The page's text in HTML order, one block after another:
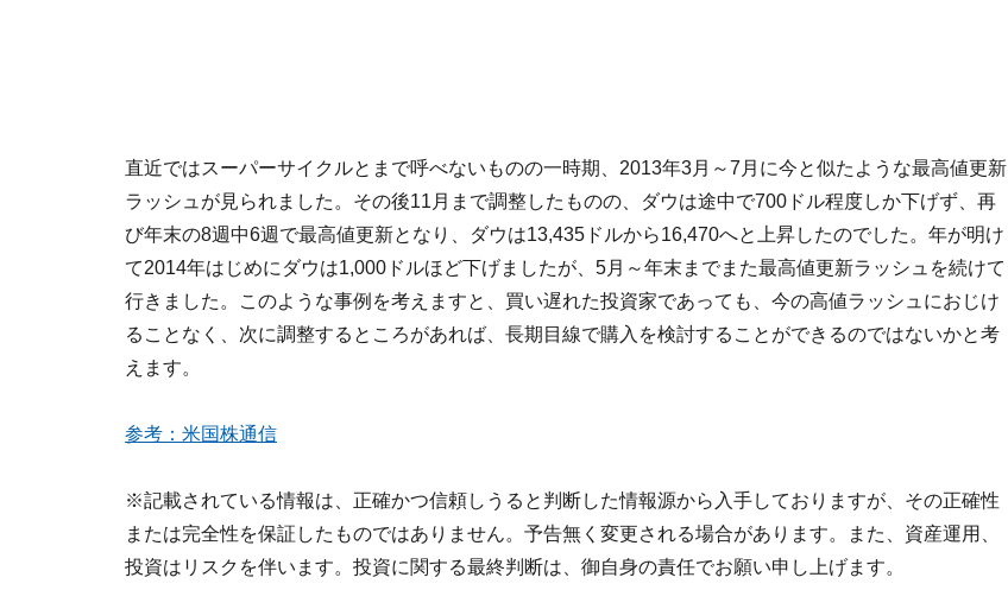
直近ではスーパーサイクルとまで呼べないものの一時期、2013年3月～7月に今と似たような最高値更新
ラッシュが見られました。その後11月まで調整したものの、ダウは途中で700ドル程度しか下げず、再
び年末の8週中6週で最高値更新となり、ダウは13,435ドルから16,470へと上昇したのでした。年が明け
て2014年はじめにダウは1,000ドルほど下げましたが、5月～年末までまた最高値更新ラッシュを続けて
行きました。このような事例を考えますと、買い遅れた投資家であっても、今の高値ラッシュにおじけ
ることなく、次に調整するところがあれば、長期目線で購入を検討することができるのではないかと考
えます。
参考：米国株通信
※記載されている情報は、正確かつ信頼しうると判断した情報源から入手しておりますが、その正確性
または完全性を保証したものではありません。予告無く変更される場合があります。また、資産運用、
投資はリスクを伴います。投資に関する最終判断は、御自身の責任でお願い申し上げます。